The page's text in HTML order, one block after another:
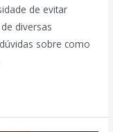
de evitar
diversas
sobre como